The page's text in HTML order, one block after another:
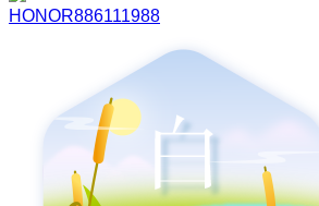
HONOR886111988